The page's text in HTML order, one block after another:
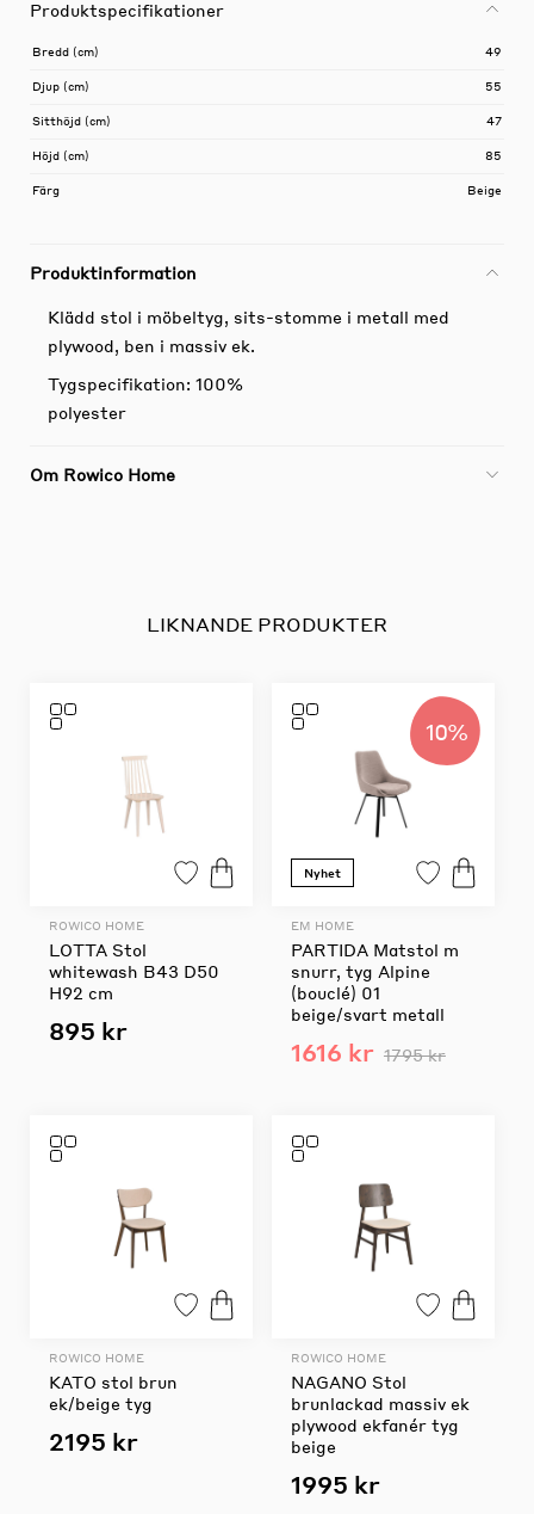
Produktspecifikationer
Bredd (cm) 49
Djup (cm) 55
Sitthöjd (cm) 47
Höjd (cm) 85
Färg Beige
Produktinformation
Klädd stol i möbeltyg, sits-stomme i metall med
plywood, ben i massiv ek.
Tygspecifikation: 100%
polyester
Om Rowico Home
LIKNANDE PRODUKTER
ROWICO HOME
LOTTA Stol
whitewash B43 D50
H92 cm
895 kr
10%
Nyhet
EM HOME
PARTIDA Matstol m
snurr, tyg Alpine
(bouclé) 01
beige/svart metall
1616 kr 1795 kr
ROWICO HOME
KATO stol brun
ek/beige tyg
2195 kr
ROWICO HOME
NAGANO Stol
brunlackad massiv ek
plywood ekfanér tyg
beige
1995 kr